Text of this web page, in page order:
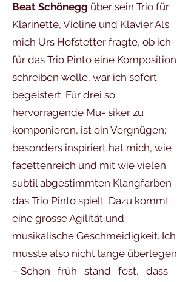
Beat Schönegg über sein Trio für
Klarinette, Violine und Klavier Als
mich Urs Hofstetter fragte, ob ich
für das Trio Pinto eine Komposition
schreiben wolle, war ich sofort
begeistert. Für drei so
hervorragende Mu- siker zu
komponieren, ist ein Vergnügen;
besonders inspiriert hat mich, wie
facettenreich und mit wie vielen
subtil abgestimmten Klangfarben
das Trio Pinto spielt. Dazu kommt
eine grosse Agilität und
musikalische Geschmeidigkeit. Ich
musste also nicht lange überlegen
– Schon früh stand fest, dass